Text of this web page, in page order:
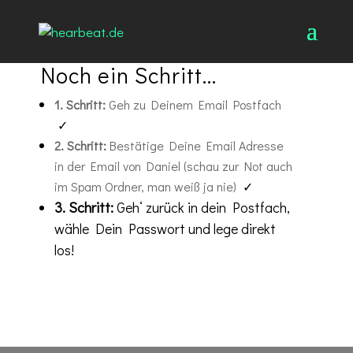
Noch ein Schritt...
1. Schritt: Geh zu Deinem Email Postfach
✓
2. Schritt: Bestätige Deine Email Adresse
in der Email von Daniel (schau zur Not auch
im Spam Ordner, man weiß ja nie) ✓
3. Schritt:Geh‘ zurück in dein Postfach,
wähle Dein Passwort und lege direkt
los!